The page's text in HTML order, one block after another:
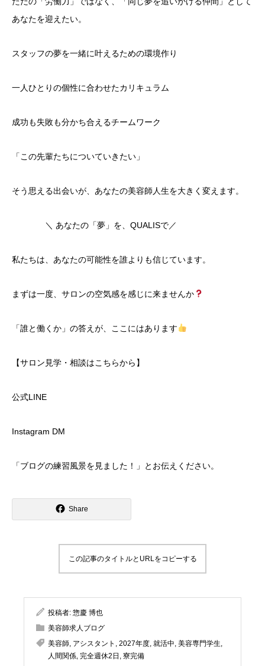
あなたを迎えたい。
​スタッフの夢を一緒に叶えるための環境作り
​一人ひとりの個性に合わせたカリキュラム
​成功も失敗も分かち合えるチームワーク
​「この先輩たちについていきたい」
そう思える出会いが、あなたの美容師人生を大きく変えます。
​ ＼ あなたの「夢」を、QUALISで／
​私たちは、あなたの可能性を誰よりも信じています。
まずは一度、サロンの空気感を感じに来ませんか
​「誰と働くか」の答えが、ここにはあります
​【サロン見学・相談はこちらから】
​公式LINE
Instagram DM
​「ブログの練習風景を見ました！」とお伝えください。
Share
この記事のタイトルとURLをコピーする
投稿者: 惣慶 博也
美容師求人ブログ
美容師, アシスタント , 2027年度, 就活中, 美容専門学生,
人間関係, 完全週休2日 , 寮完備